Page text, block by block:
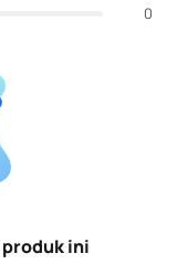
0
ini